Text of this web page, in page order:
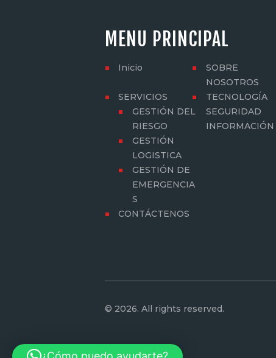
MENU PRINCIPAL
Inicio
SOBRE
NOSOTROS
SERVICIOS
GESTIÓN DEL
RIESGO
GESTIÓN
LOGISTICA
GESTIÓN DE
EMERGENCIA
S
TECNOLOGÍA
SEGURIDAD
INFORMACIÓN
CONTÁCTENOS
© 2026. All rights reserved.